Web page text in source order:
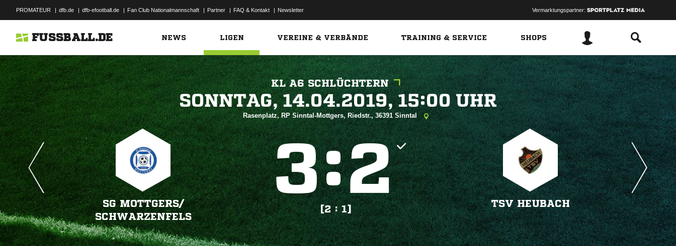
PROMATEUR | dfb.de | dfb-efootball.de | Fan Club Nationalmannschaft | Partner | FAQ & Kontakt | Newsletter Vermarktungspartner:
FUSSBALL.DE NEWS LIGEN VEREINE & VERBÄNDE TRAINING & SERVICE SHOPS
KL A6 SCHLÜCHTERN
   
Rasenplatz, RP Sinntal-Mottgers, Riedstr., 36391 Sinntal
SG MOTTGERS/​
SCHWARZENFELS
:
[2 : 1]
TSV HEUBACH